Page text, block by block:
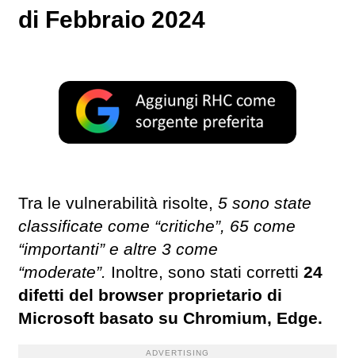
di Febbraio 2024
Tra le vulnerabilità risolte, 5 sono state
classificate come “critiche”, 65 come
“importanti” e altre 3 come
“moderate”. Inoltre, sono stati corretti 24
difetti del browser proprietario di
Microsoft basato su Chromium, Edge.
ADVERTISING